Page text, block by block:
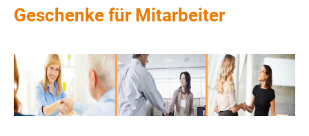
Geschenke für Mitarbeiter